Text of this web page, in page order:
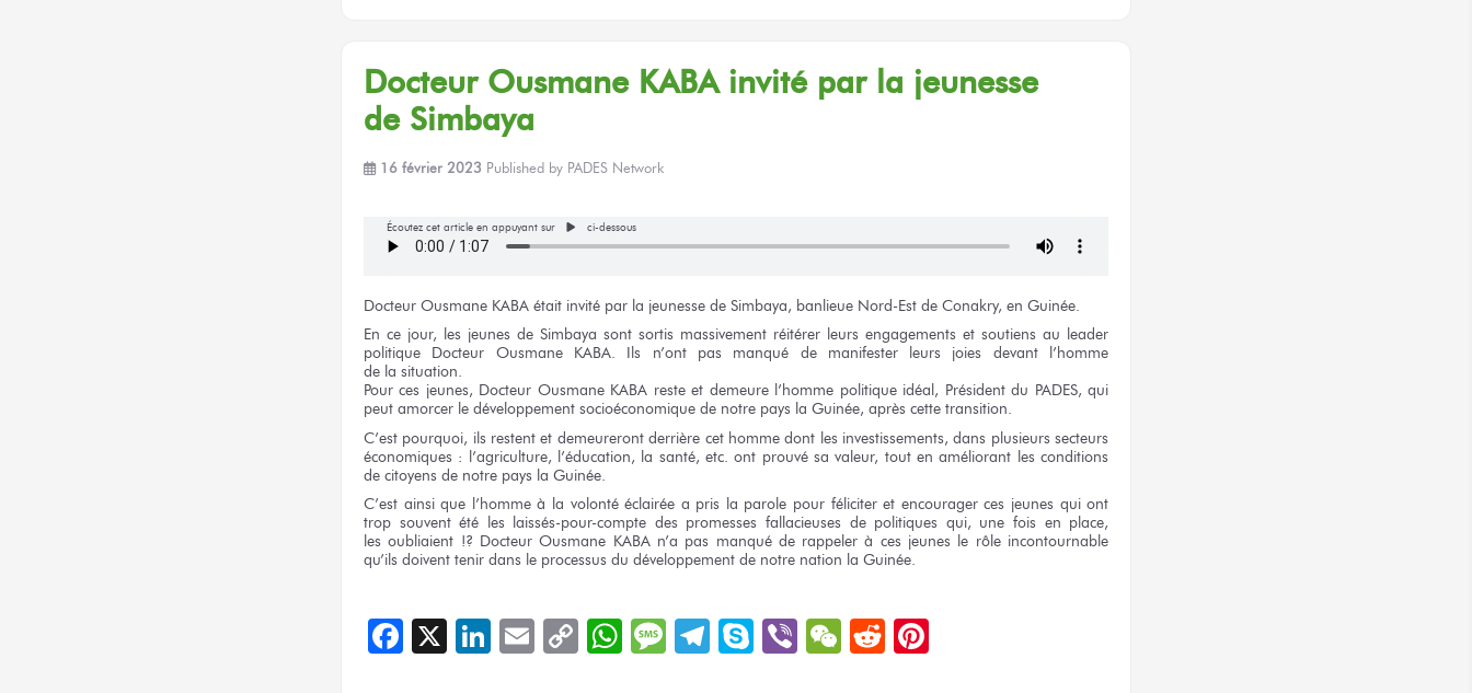
Docteur Ousmane KABAinvité par la jeunesse
de Simbaya
16 février 2023 Published by PADES Network
Écoutez cet article en appuyant sur ci-dessous
Docteur Ousmane KABA était invité par la jeunesse de Simbaya, banlieue Nord-Est de Conakry, en Guinée.
En ce jour, les jeunes de Simbaya sont sortis massivement réitérer leurs engagements et soutiens au leader
politique Docteur Ousmane KABA. Ils n’ont pas manqué de manifester leurs joies devant l’homme
de la situation.
Pources jeunes, Docteur Ousmane KABA resteet demeurel’homme politique idéal, Présidentdu PADES, qui
peut amorcer le développement socioéconomique de notre pays la Guinée, après cette transition.
C’est pourquoi, ils restent et demeurerontderrière cet hommedont les investissements, dans plusieurs secteurs
économiques : l’agriculture, l’éducation, la santé, etc. ont prouvésa valeur, touten améliorant les conditions
de citoyens de notre pays la Guinée.
C’est ainsique l’homme à la volontééclairée a pris la parole pour féliciter et encourager ces jeunes qui ont
trop souventété les laissés-pour-compte des promesses fallacieuses de politiques qui, une fois en place,
les oubliaient !? DocteurOusmane KABAn’a pas manqué de rappeler à ces jeunes le rôleincontournable
qu’ils doivent tenir dans le processus du développement de notre nation la Guinée.
Facebook
X LinkedIn
EmailCopyWhatsApp
Message
Telegram
SkypeViberWeChat
Reddit